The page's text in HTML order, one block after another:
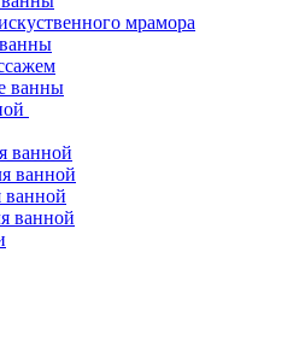
мрамора
ванны
ванной
ванной
ванной